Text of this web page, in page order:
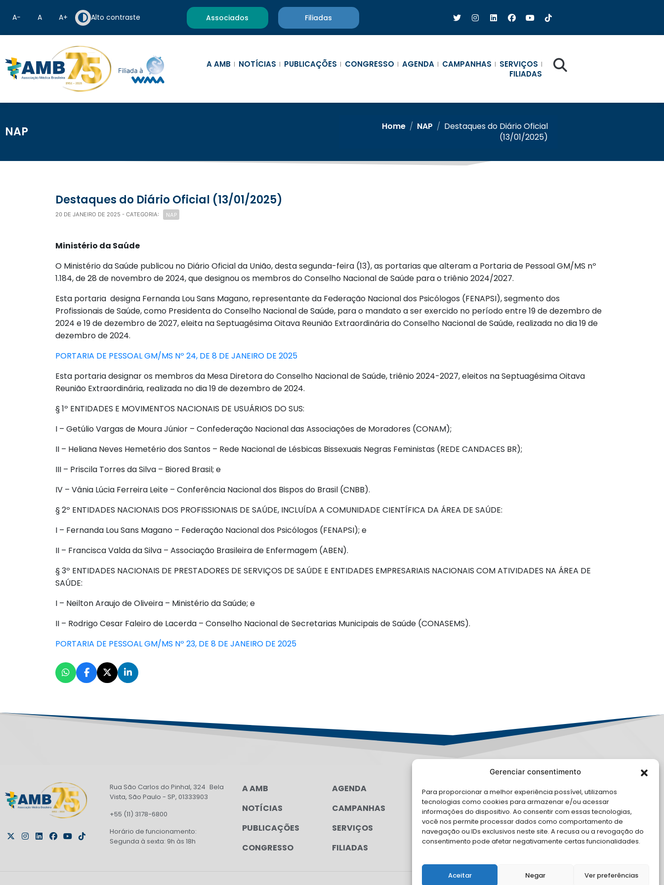
Gerenciar consentimento
Para proporcionar a melhor experiência possível, utilizamos
tecnologias como cookies para armazenar e/ou acessar
informações do dispositivo. Ao consentir com essas tecnologias,
você nos permite processar dados como comportamento de
navegação ou IDs exclusivos neste site. A recusa ou a revogação do
consentimento pode afetar negativamente certas funcionalidades.
Aceitar Negar Ver preferências
A− A A+ Alto contraste Associados Filiadas
A AMB NOTÍCIAS PUBLICAÇÕES CONGRESSO AGENDA CAMPANHAS
SERVIÇOS
FILIADAS
NAP Home / NAP / Destaques do Diário Oficial
(13/01/2025)
Destaques do Diário Oficial (13/01/2025)
20 DE JANEIRO DE 2025 - CATEGORIA: NAP
Ministério da Saúde
O Ministério da Saúde publicou no Diário Oficial da União, desta segunda-feira (13), as portarias que alteram a Portaria de Pessoal GM/MS nº
1.184, de 28 de novembro de 2024, que designou os membros do Conselho Nacional de Saúde para o triênio 2024/2027.
Esta portaria designa Fernanda Lou Sans Magano, representante da Federação Nacional dos Psicólogos (FENAPSI), segmento dos
Profissionais de Saúde, como Presidenta do Conselho Nacional de Saúde, para o mandato a ser exercido no período entre 19 de dezembro de
2024 e 19 de dezembro de 2027, eleita na Septuagésima Oitava Reunião Extraordinária do Conselho Nacional de Saúde, realizada no dia 19 de
dezembro de 2024.
PORTARIA DE PESSOAL GM/MS Nº 24, DE 8 DE JANEIRO DE 2025
Esta portaria designar os membros da Mesa Diretora do Conselho Nacional de Saúde, triênio 2024-2027, eleitos na Septuagésima Oitava
Reunião Extraordinária, realizada no dia 19 de dezembro de 2024.
§ 1º ENTIDADES E MOVIMENTOS NACIONAIS DE USUÁRIOS DO SUS:
I – Getúlio Vargas de Moura Júnior – Confederação Nacional das Associações de Moradores (CONAM);
II – Heliana Neves Hemetério dos Santos – Rede Nacional de Lésbicas Bissexuais Negras Feministas (REDE CANDACES BR);
III – Priscila Torres da Silva – Biored Brasil; e
IV – Vânia Lúcia Ferreira Leite – Conferência Nacional dos Bispos do Brasil (CNBB).
§ 2º ENTIDADES NACIONAIS DOS PROFISSIONAIS DE SAÚDE, INCLUÍDA A COMUNIDADE CIENTÍFICA DA ÁREA DE SAÚDE:
I – Fernanda Lou Sans Magano – Federação Nacional dos Psicólogos (FENAPSI); e
II – Francisca Valda da Silva – Associação Brasileira de Enfermagem (ABEN).
§ 3º ENTIDADES NACIONAIS DE PRESTADORES DE SERVIÇOS DE SAÚDE E ENTIDADES EMPRESARIAIS NACIONAIS COM ATIVIDADES NA ÁREA DE
SAÚDE:
I – Neilton Araujo de Oliveira – Ministério da Saúde; e
II – Rodrigo Cesar Faleiro de Lacerda – Conselho Nacional de Secretarias Municipais de Saúde (CONASEMS).
PORTARIA DE PESSOAL GM/MS Nº 23, DE 8 DE JANEIRO DE 2025
Rua São Carlos do Pinhal, 324 Bela
Vista, São Paulo - SP, 01333903
+55 (11) 3178-6800
Horário de funcionamento:
Segunda à sexta: 9h às 18h
A AMB
NOTÍCIAS
PUBLICAÇÕES
CONGRESSO
AGENDA
CAMPANHAS
SERVIÇOS
FILIADAS
FALE CONOSCO
Solicite Apoio Institucional da AMB
para o seu evento